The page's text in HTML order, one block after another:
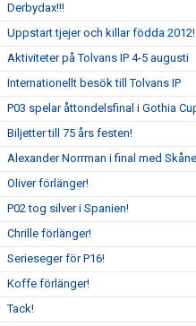
Derbydax!!!
Uppstart tjejer och killar födda 2012!
Aktiviteter på Tolvans IP 4-5 augusti
Internationellt besök till Tolvans IP
P03 spelar åttondelsfinal i Gothia
Biljetter till 75 års festen!
Alexander Norrman i final med
Oliver förlänger!
P02 tog silver i Spanien!
Chrille förlänger!
Serieseger för P16!
Koffe förlänger!
Tack!